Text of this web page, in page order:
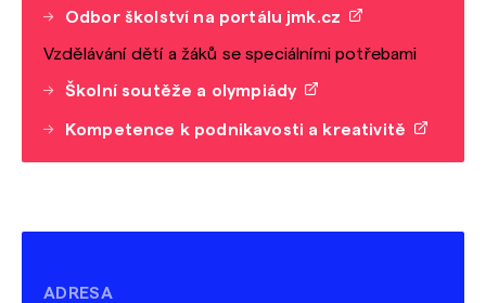
Odbor školství na portálu jmk.cz
Vzdělávání dětí a žáků se speciálními potřebami
Školní soutěže a olympiády
Kompetence k podnikavosti a kreativitě
ADRESA